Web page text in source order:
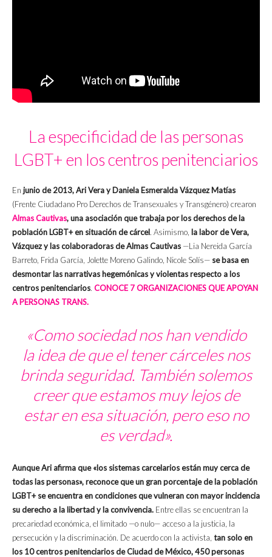
La especificidad de las personas
LGBT+ en los centros penitenciarios
En junio de 2013, Ari Vera y Daniela Esmeralda Vázquez Matías
(Frente Ciudadano Pro Derechos de Transexuales y Transgénero) crearon
Almas Cautivas, una asociación que trabaja por los derechos de la
población LGBT+ en situación de cárcel. Asimismo, la labor de Vera,
Vázquez y las colaboradoras de Almas Cautivas —Lia Nereida García
Barreto, Frida García, Jolette Moreno Galindo, Nicole Solís— se basa en
desmontar las narrativas hegemónicas y violentas respecto a los
centros penitenciarios. CONOCE 7 ORGANIZACIONES QUE APOYAN
A PERSONAS TRANS.
«Como sociedad nos han vendido
la idea de que el tener cárceles nos
brinda seguridad. También solemos
creer que estamos muy lejos de
estar en esa situación, pero eso no
es verdad».
Aunque Ari afirma que «los sistemas carcelarios están muy cerca de
todas las personas», reconoce que un gran porcentaje de la población
LGBT+ se encuentra en condiciones que vulneran con mayor incidencia
su derecho a la libertad y la convivencia. Entre ellas se encuentran la
precariedad económica, el limitado —o nulo— acceso a la justicia, la
persecución y la discriminación. De acuerdo con la activista, tan solo en
los 10 centros penitenciarios de Ciudad de México, 450 personas